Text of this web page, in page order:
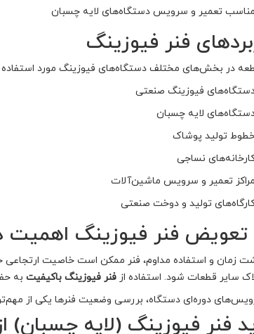
مناسب تعمیر و سرویس دستگاه‌های لایه چسبان
فنر فیوزینگ
در بخش‌های مختلف دستگاه‌های فیوزینگ مورد استفاده
فیوزینگ صنعتی
لایه چسبان
تولید پوشاک
نساجی
مراکز تعمیر و سرویس ماشین‌آلات
تولید و دوخت صنعتی
تعویض فنر فیوزینگ اهمیت
زمان و استفاده مداوم، فنر ممکن است خاصیت ارتجاعی
سایر قطعات شود. استفاده از فنر فیوزینگ باکیفیتبه
دوره‌ای دستگاه، بررسی وضعیت فنرها یکی از
فنر فیوزینگ (لایه چسبان)